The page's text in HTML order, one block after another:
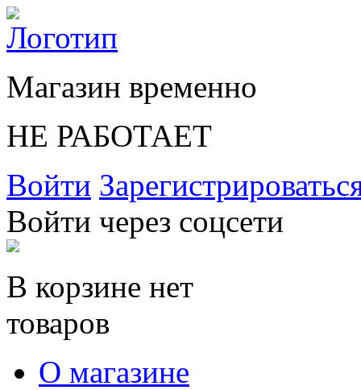
Магазин временно
НЕ РАБОТАЕТ
Войти
Войти через соцсети
В корзине нет
товаров
О магазине